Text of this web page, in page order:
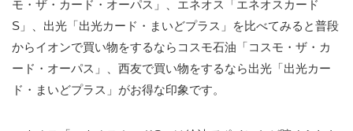
モ・ザ・カード・オーパス」、エネオス「エネオスカード
S」、出光「出光カード・まいどプラス」を比べてみると普段
からイオンで買い物をするならコスモ石油「コスモ・ザ・カ
ード・オーパス」、西友で買い物をするなら出光「出光カー
ド・まいどプラス」がお得な印象です。